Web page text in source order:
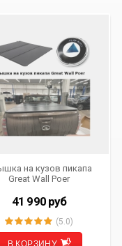
на кузов пикапа
Great Wall Poer
41 990 руб
(5.0)
В КОРЗИНУ